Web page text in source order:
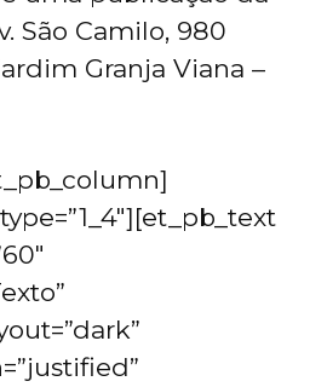
São Camilo, 980
Granja Viana –